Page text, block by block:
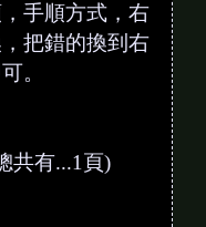
手順方式，右
把錯的換到右
。
共有...1頁)